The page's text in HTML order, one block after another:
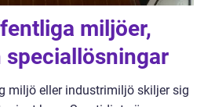
miljöer,
miljö eller industrimiljö skiljer sig